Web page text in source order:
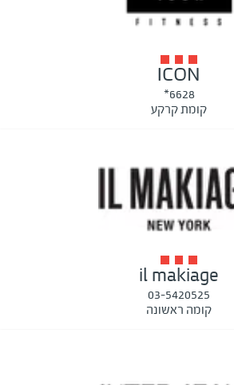
ICON
6628*
קומת קרקע
il makiage
03-5420525
קומה ראשונה